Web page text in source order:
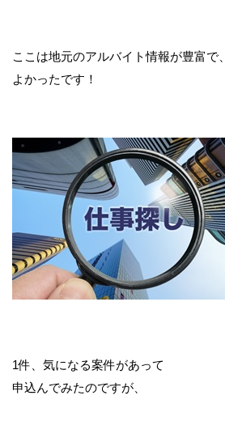
ここは地元のアルバイト情報が豊富で、
よかったです！
1件、気になる案件があって
申込んでみたのですが、